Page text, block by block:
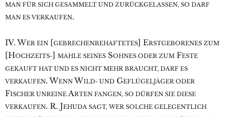
MAN FÜR SICH GESAMMELT UND ZURÜCKGELASSEN, SO DARF
MAN ES VERKAUFEN.
IV. WER EIN [GEBRECHENBEHAFTETES] ERSTGEBORENES ZUM
[HOCHZEITS-] MAHLE SEINES SOHNES ODER ZUM FESTE
GEKAUFT HAT UND ES NICHT MEHR BRAUCHT, DARF ES
VERKAUFEN. WENN WILD- UND GEFLÜGELJÄGER ODER
FISCHER UNREINE ARTEN FANGEN, SO DÜRFEN SIE DIESE
VERKAUFEN. R. JEHUDA SAGT, WER SOLCHE GELEGENTLICH